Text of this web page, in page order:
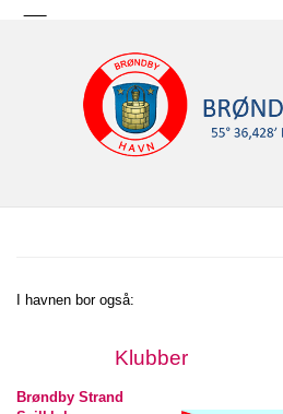
I havnen bor også:
Klubber
Brøndby Strand